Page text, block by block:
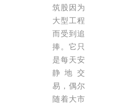
筑股因为
大型工程
而受到追
捧。它只
是每天安
静地交
易，偶尔
随着大市